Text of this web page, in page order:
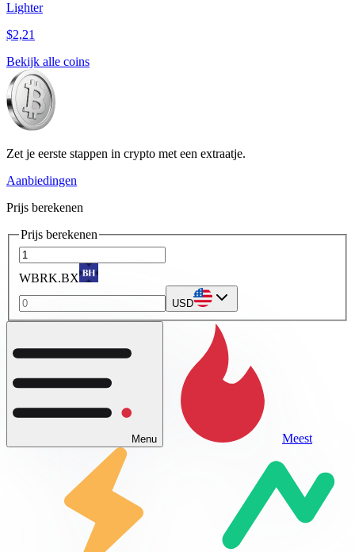
Lighter
$2,21
Bekijk alle coins
Zet je eerste stappen in crypto met een extraatje.
Aanbiedingen
Prijs berekenen
Prijs berekenen
WBRK.BX
USD
Menu Meest